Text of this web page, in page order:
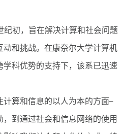
初，旨在解决计算和社会问题
和挑战。在康奈尔大学计算机
科优势的支持下，该系已迅速
算和信息的以人为本的方面–
到通过社会和信息网络的使用